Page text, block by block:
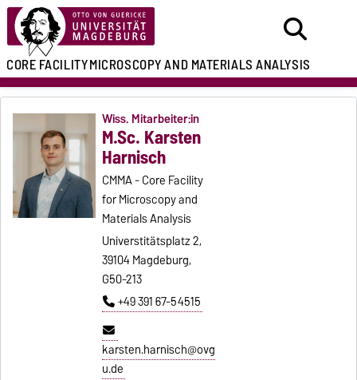
CORE FACILITYMICROSCOPY AND MATERIALS ANALYSIS
Wiss. Mitarbeiter:in
M.Sc. Karsten
Harnisch
CMMA - Core Facility
for Microscopy and
Materials Analysis
Universtitätsplatz 2,
39104 Magdeburg,
G50-213
+49 391 67-54515
karsten.harnisch@ovg
u.de